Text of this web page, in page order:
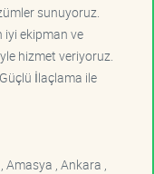
sunuyoruz.
iyi ekipman ve
hizmet veriyoruz.
İlaçlama ile
, Ankara ,